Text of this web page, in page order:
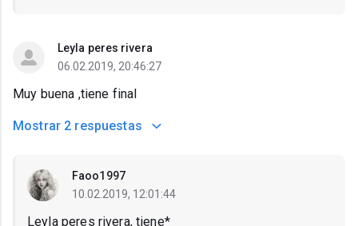
Leyla peres rivera
06.02.2019, 20:46:27
Muy buena ,tiene final
Mostrar 2 respuestas
Faoo1997
10.02.2019, 12:01:44
Leyla peres rivera, tiene*